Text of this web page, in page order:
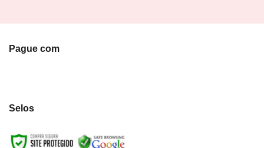
Pague com
Selos